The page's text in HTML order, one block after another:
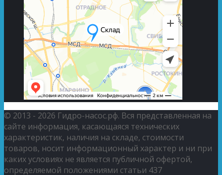
© 2013 - 2026 Гидро-насос.рф. Вся представленная на
сайте информация, касающаяся технических
характеристик, наличия на складе, стоимости
товаров, носит информационный характер и ни при
каких условиях не является публичной офертой,
определяемой положениями статьи 437